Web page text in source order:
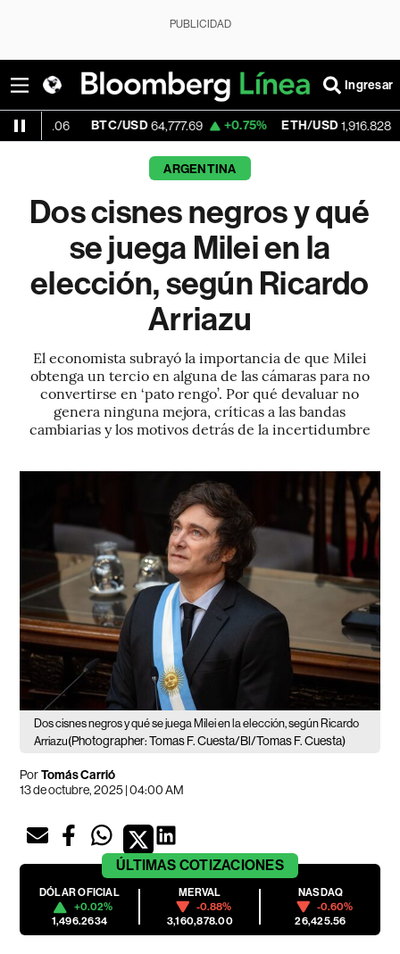
PUBLICIDAD
Ingresar
BTC/USD 64,777.69 +0.75% ETH/USD 1,916.828 +2.21%
ARGENTINA
Dos cisnes negros y qué
se juega Milei en la
elección, según Ricardo
Arriazu
El economista subrayó la importancia de que Milei
obtenga un tercio en alguna de las cámaras para no
convertirse en ‘pato rengo’. Por qué devaluar no
genera ninguna mejora, críticas a las bandas
cambiarias y los motivos detrás de la incertidumbre
Dos cisnes negros y qué se juega Milei en la elección, según Ricardo
Arriazu(Photographer: Tomas F. Cuesta/Bl/Tomas F. Cuesta)
PorTomás Carrió
13 de octubre, 2025 | 04:00 AM
ÚLTIMAS COTIZACIONES
DÓLAR OFICIAL
+0.02%
1,496.2634
MERVAL
-0.88%
3,160,878.00
NASDAQ
-0.60%
26,425.56